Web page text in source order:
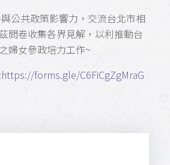
公共政策影響力，交流台北市相
問卷收集各界見解，以利推動台
婦女參政培力工作~
https://forms.gle/C6FiCgZgMraG